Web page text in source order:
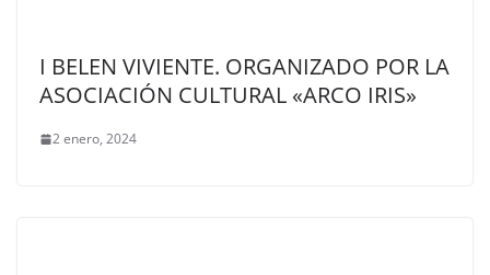
I BELEN VIVIENTE. ORGANIZADO POR LA
ASOCIACIÓN CULTURAL «ARCO IRIS»
2 enero, 2024